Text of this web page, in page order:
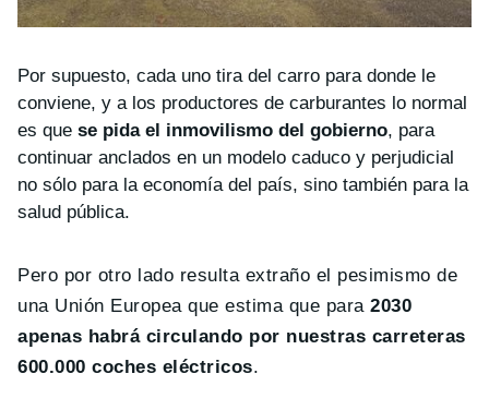
Por supuesto, cada uno tira del carro para donde le
conviene, y a los productores de carburantes lo normal
es que se pida el inmovilismo del gobierno, para
continuar anclados en un modelo caduco y perjudicial
no sólo para la economía del país, sino también para la
salud pública.
Pero por otro lado resulta extraño el pesimismo de
una Unión Europea que estima que para2030
apenas habrá circulando por nuestras carreteras
600.000 coches eléctricos.